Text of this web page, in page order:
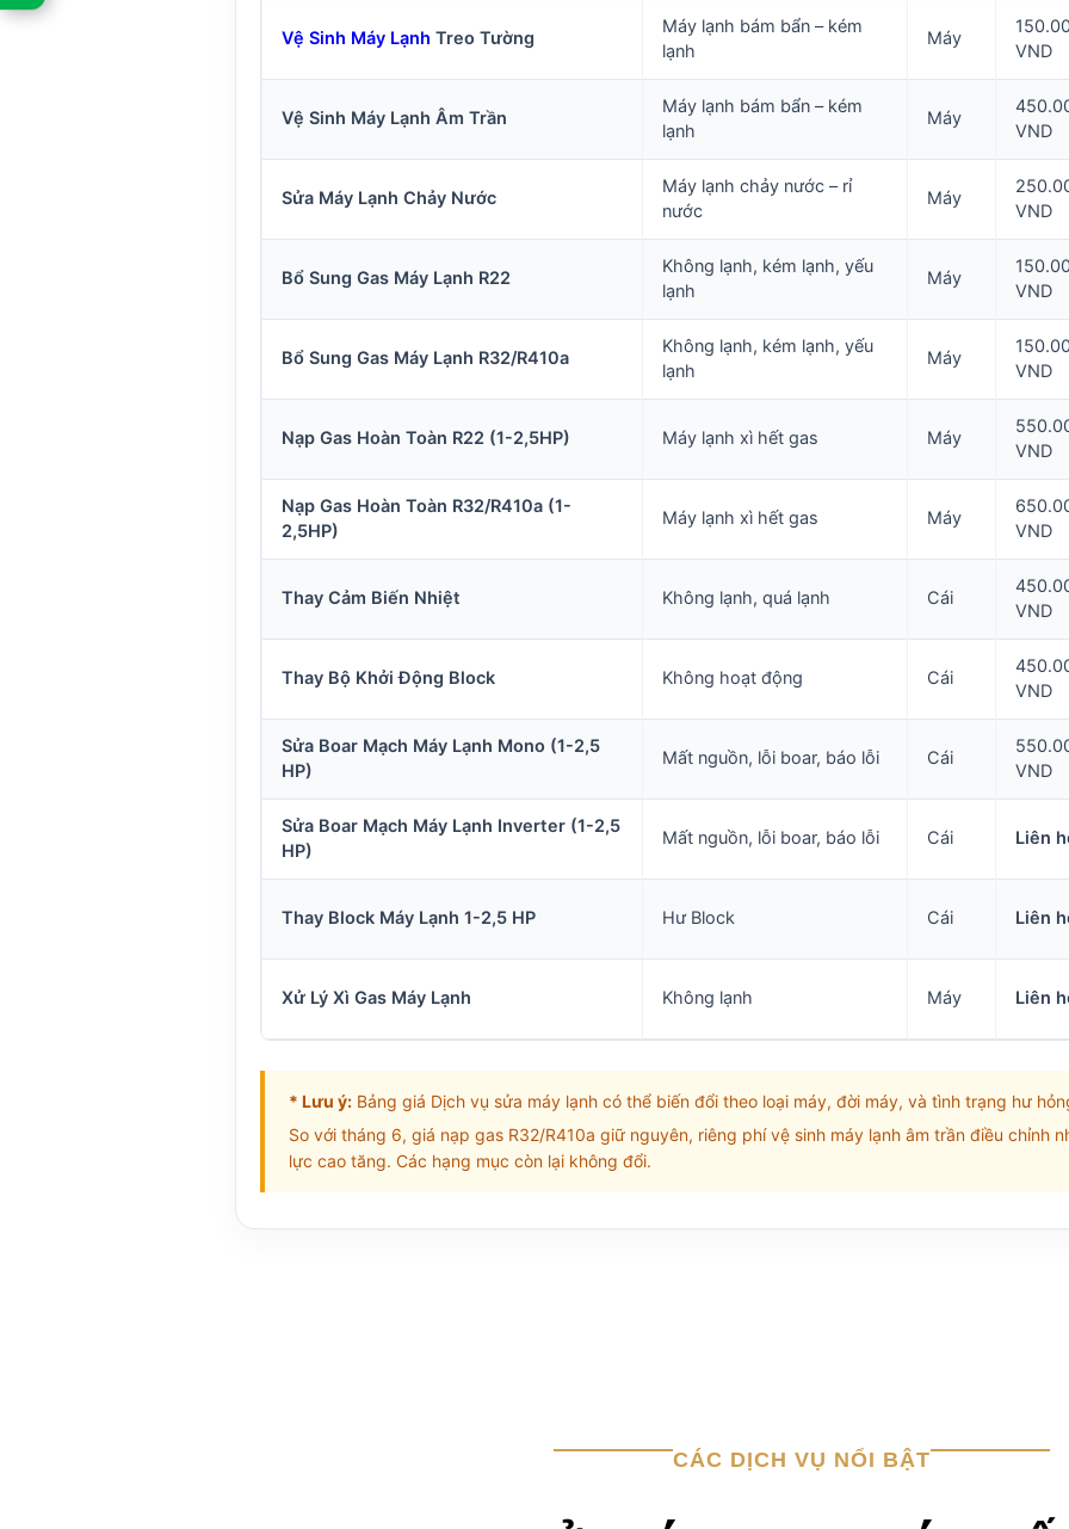
Vệ Sinh Máy Lạnh Treo Tường
Máy lạnh bám bẩn – kém
lạnh
Máy
VND
Vệ Sinh Máy Lạnh Âm Trần
Máy lạnh bám bẩn – kém
lạnh
Máy
VND
Sửa Máy Lạnh Chảy Nước
Máy lạnh chảy nước – rỉ
nước
Máy
VND
Bổ Sung Gas Máy Lạnh R22
Không lạnh, kém lạnh, yếu
lạnh
Máy
VND
Bổ Sung Gas Máy Lạnh R32/R410a
Không lạnh, kém lạnh, yếu
lạnh
Máy
VND
Nạp Gas Hoàn Toàn R22 (1-2,5HP) Máy lạnh xì hết gas Máy
VND
Nạp Gas Hoàn Toàn R32/R410a (1-
2,5HP)
Máy lạnh xì hết gas Máy
VND
Thay Cảm Biến Nhiệt Không lạnh, quá lạnh Cái
VND
Thay Bộ Khởi Động Block Không hoạt động Cái
VND
Sửa Boar Mạch Máy Lạnh Mono (1-2,5
HP)
Mất nguồn, lỗi boar, báo lỗi Cái
VND
Sửa Boar Mạch Máy Lạnh Inverter (1-2,5
HP)
Mất nguồn, lỗi boar, báo lỗi Cái Liên
Thay Block Máy Lạnh 1-2,5 HP Hư Block Cái Liên
Xử Lý Xì Gas Máy Lạnh Không lạnh Máy Liên
* Lưu ý: Bảng giá Dịch vụ sửa máy lạnh có thể biến đổi theo loại máy, đời máy, và tình trạng hư
So với tháng 6, giá nạp gas R32/R410a giữ nguyên, riêng phí vệ sinh máy lạnh âm trần điều chỉnh
lực cao tăng. Các hạng mục còn lại không đổi.
CÁC DỊCH VỤ NỔI BẬT